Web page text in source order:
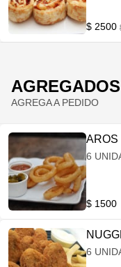
$ 2500
AGREGADOS
AGREGA A PEDIDO
AROS
6
$ 1500
6